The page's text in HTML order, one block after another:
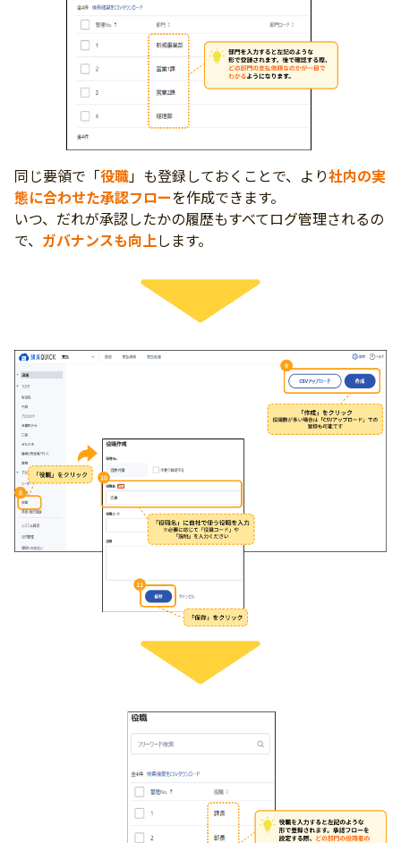
同じ要領で「役職」も登録しておくことで、より社内の実
態に合わせた承認フローを作成できます。
いつ、だれが承認したかの履歴もすべてログ管理されるの
で、 ガバナンスも向上します。